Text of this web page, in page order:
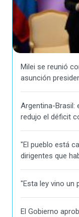
Milei se reunió
asunción
Argentina-Brasil:
redujo el déficit
"El pueblo está
dirigentes que
"Esta ley vino un
El Gobierno